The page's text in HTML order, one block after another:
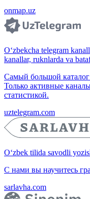
onmap.uz
O‘zbekcha telegram
kanallar, ruknlarda va
Самый большой каталог
Только активные
статистикой.
uztelegram.com
O‘zbek tilida savodli
С нами вы научитесь
sarlavha.com